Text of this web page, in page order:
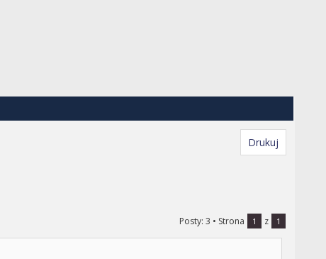
Drukuj
Posty: 3 • Strona 1 z 1